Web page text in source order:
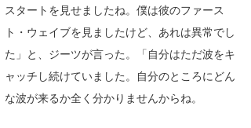
スタートを見せましたね。僕は彼のファース
ト・ウェイブを見ましたけど、あれは異常でし
た」と、ジーツが言った。「自分はただ波をキ
ャッチし続けていました。自分のところにどん
な波が来るか全く分かりませんからね。